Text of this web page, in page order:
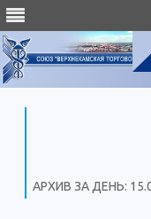
АРХИВ ЗА ДЕНЬ: